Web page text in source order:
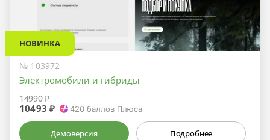
НОВИНКА
№ 103972
Электромобили и гибриды
14990 ₽
10493 ₽ 420 баллов Плюса
Демоверсия Подробнее